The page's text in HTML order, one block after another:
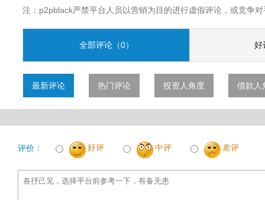
注：p2pblack严禁平台人员以营销为目的进行虚假评论，或竞争
全部评论（0） 好
最新评论 热门评论 投资人角度 借款人
评价： 好评 中评 差评